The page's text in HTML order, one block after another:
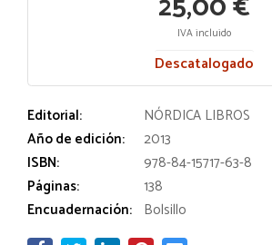
IVA incluido
Descatalogado
Editorial:
NÓRDICA LIBROS
Año de edición:
2013
ISBN:
978-84-15717-63-8
Páginas:
138
Encuadernación: Bolsillo